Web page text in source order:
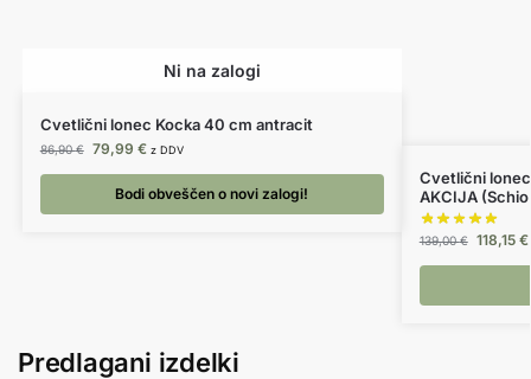
Cvetlični lonec Kocka 40 cm antracit
86,90€ 79,99 € z DDV
Bodi obveščen o novi zalogi!
Cvetlični
AKCIJA
139,00€ 118,15 €
Predlagani izdelki